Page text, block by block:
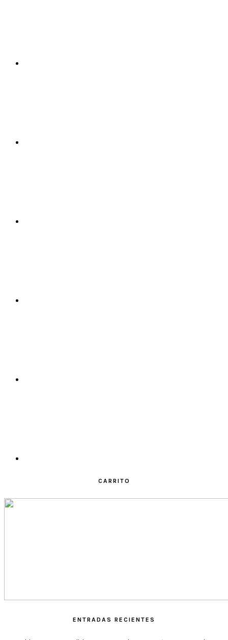
CARRITO
ENTRADAS RECIENTES